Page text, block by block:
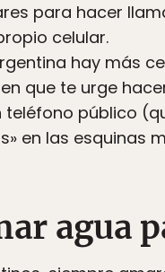
para hacer
celular.
hay más
que te urge
teléfono público​
en las
agua